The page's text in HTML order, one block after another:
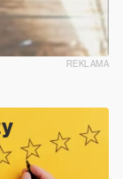
REKLAMA